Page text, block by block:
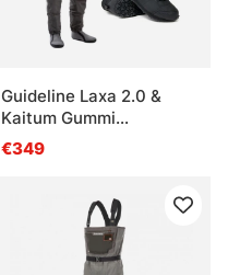
Guideline Laxa 2.0 &
Kaitum Gummi
Vadarpaket
€349